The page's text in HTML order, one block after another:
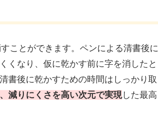
ことができます。ペンによる清書後に
くなり、仮に乾かす前に字を消したと
書後に乾かすための時間はしっかり取
減りにくさを高い次元で実現した最高